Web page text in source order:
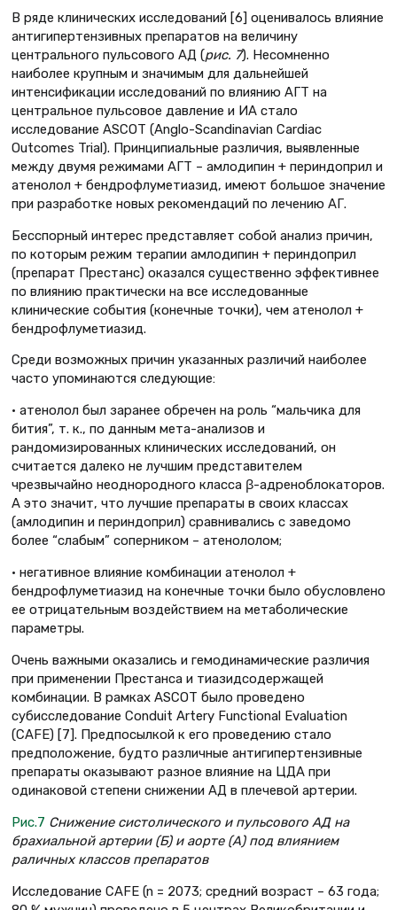
В ряде клинических исследований [6] оценивалось влияние
антигипертензивных препаратов на величину
центрального пульсового АД (рис. 7). Несомненно
наиболее крупным и значимым для дальнейшей
интенсификации исследований по влиянию АГТ на
центральное пульсовое давление и ИА стало
исследование ASCOT (Anglo-Scandinavian Cardiac
Outcomes Trial). Принципиальные различия, выявленные
между двумя режимами АГТ – амлодипин + периндоприл и
атенолол + бендрофлуметиазид, имеют большое значение
при разработке новых рекомендаций по лечению АГ.
Бесспорный интерес представляет собой анализ причин,
по которым режим терапии амлодипин + периндоприл
(препарат Престанс) оказался существенно эффективнее
по влиянию практически на все исследованные
клинические события (конечные точки), чем атенолол +
бендрофлуметиазид.
Среди возможных причин указанных различий наиболее
часто упоминаются следующие:
• атенолол был заранее обречен на роль “мальчика для
бития”, т. к., по данным мета-анализов и
рандомизированных клинических исследований, он
считается далеко не лучшим представителем
чрезвычайно неоднородного класса β-адреноблокаторов.
А это значит, что лучшие препараты в своих классах
(амлодипин и периндоприл) сравнивались с заведомо
более “слабым” соперником – атенололом;
• негативное влияние комбинации атенолол +
бендрофлуметиазид на конечные точки было обусловлено
ее отрицательным воздействием на метаболические
параметры.
Очень важными оказались и гемодинамические различия
при применении Престанса и тиазидсодержащей
комбинации. В рамках ASCOT было проведено
субисследование Conduit Artery Functional Evaluation
(CAFE) [7]. Предпосылкой к его проведению стало
предположение, будто различные антигипертензивные
препараты оказывают разное влияние на ЦДА при
одинаковой степени снижении АД в плечевой артерии.
Рис.7 Снижение систолического и пульсового АД на
брахиальной артерии (Б) и аорте (А) под влиянием
раличных классов препаратов
Исследование CAFE (n = 2073; средний возраст – 63 года;